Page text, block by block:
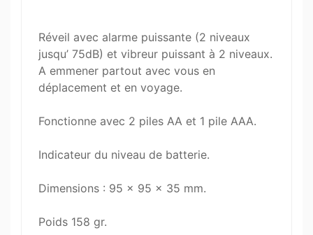
Réveil avec alarme puissante (2 niveaux
jusqu’ 75dB) et vibreur puissant à 2 niveaux.
A emmener partout avec vous en
déplacement et en voyage.
Fonctionne avec 2 piles AA et 1 pile AAA.
Indicateur du niveau de batterie.
Dimensions : 95 x 95 x 35 mm.
Poids 158 gr.